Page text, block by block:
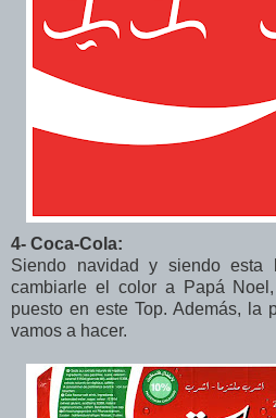
4- Coca-Cola:
Siendo navidad y siendo esta
cambiarle el color a Papá
puesto en este Top. Además, la
vamos a hacer.